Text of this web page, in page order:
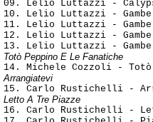
09. Lelio Luttazzi -
10. Lelio Luttazzi -
11. Lelio Luttazzi -
12. Lelio Luttazzi -
Totò Peppino E Le Fanatiche
Arrangiatevi
Letto A Tre Piazze
16. Carlo Rustichelli -